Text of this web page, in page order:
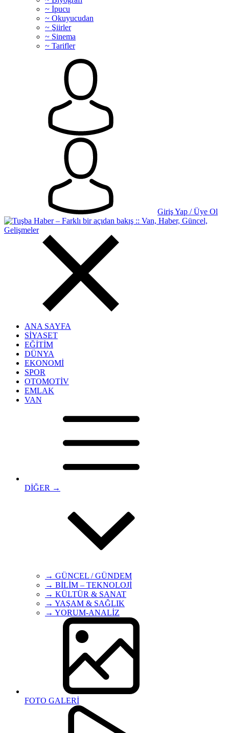
~ İpucu
~ Okuyucudan
~ Şiirler
~ Sinema
~ Tarifler
Giriş Yap / Üye Ol
ANA SAYFA
SİYASET
EĞİTİM
DÜNYA
EKONOMİ
SPOR
OTOMOTİV
EMLAK
VAN
DİĞER →
→ GÜNCEL / GÜNDEM
→ BİLİM – TEKNOLOJİ
→ KÜLTÜR & SANAT
→ YAŞAM & SAĞLIK
→ YORUM-ANALİZ
FOTO GALERİ